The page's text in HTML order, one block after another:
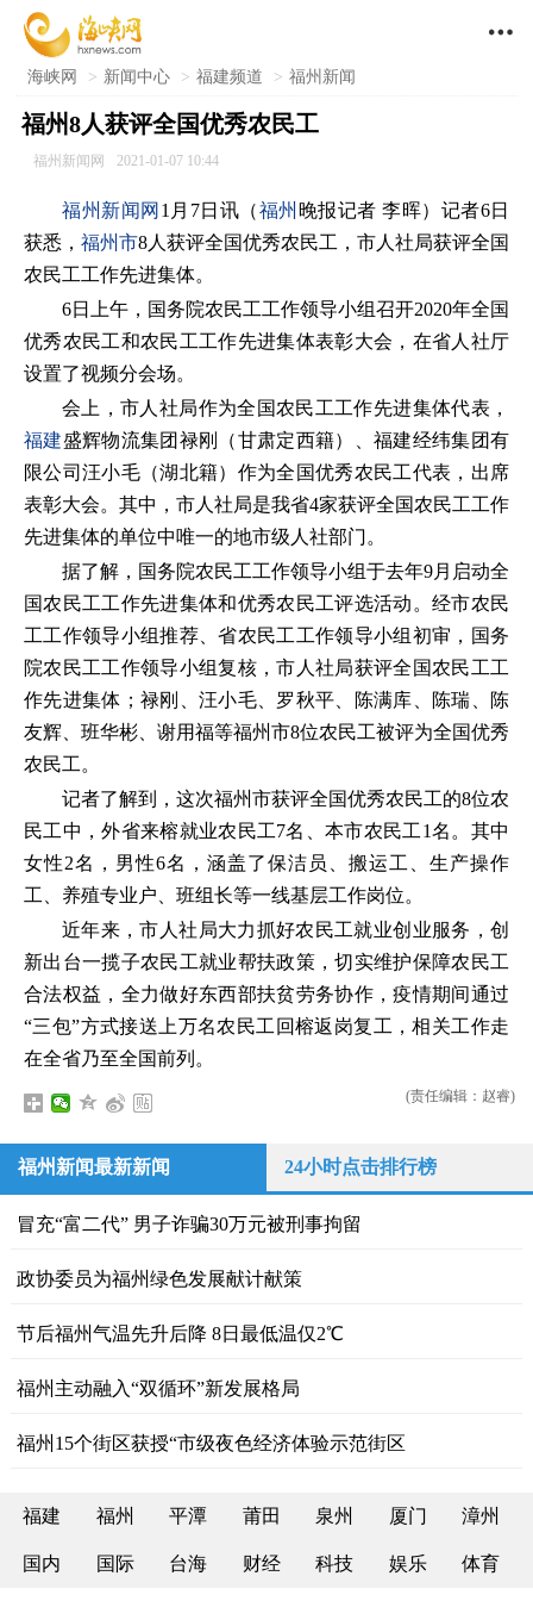

海峡网 > 新闻中心 > 福建频道 > 福州新闻
福州8人获评全国优秀农民工
福州新闻网 2021-01-07 10:44
福州新闻网 1月7日讯（福州 晚报记者 李晖）记者6日
获悉， 福州市8人获评全国优秀农民工，市人社局获评全国
农民工工作先进集体。
6日上午，国务院农民工工作领导小组召开2020年全国
优秀农民工和农民工工作先进集体表彰大会，在省人社厅
设置了视频分会场。
会上，市人社局作为全国农民工工作先进集体代表，
福建盛辉物流集团禄刚（甘肃定西籍）、福建经纬集团有
限公司汪小毛（湖北籍）作为全国优秀农民工代表，出席
表彰大会。其中，市人社局是我省4家获评全国农民工工作
先进集体的单位中唯一的地市级人社部门。
据了解，国务院农民工工作领导小组于去年9月启动全
国农民工工作先进集体和优秀农民工评选活动。经市农民
工工作领导小组推荐、省农民工工作领导小组初审，国务
院农民工工作领导小组复核，市人社局获评全国农民工工
作先进集体；禄刚、汪小毛、罗秋平、陈满库、陈瑞、陈
友辉、班华彬、谢用福等福州市8位农民工被评为全国优秀
农民工。
记者了解到，这次福州市获评全国优秀农民工的8位农
民工中，外省来榕就业农民工7名、本市农民工1名。其中
女性2名，男性6名，涵盖了保洁员、搬运工、生产操作
工、养殖专业户、班组长等一线基层工作岗位。
近年来，市人社局大力抓好农民工就业创业服务，创
新出台一揽子农民工就业帮扶政策，切实维护保障农民工
合法权益，全力做好东西部扶贫劳务协作，疫情期间通过
“三包”方式接送上万名农民工回榕返岗复工，相关工作走
在全省乃至全国前列。
(责任编辑：赵睿)
福州新闻最新新闻 24小时点击排行榜
冒充“富二代” 男子诈骗30万元被刑事拘留
政协委员为福州绿色发展献计献策
节后福州气温先升后降 8日最低温仅2℃
福州主动融入“双循环”新发展格局
福州15个街区获授“市级夜色经济体验示范街区
福建 福州 平潭 莆田 泉州 厦门 漳州
国内 国际 台海 财经 科技 娱乐 体育